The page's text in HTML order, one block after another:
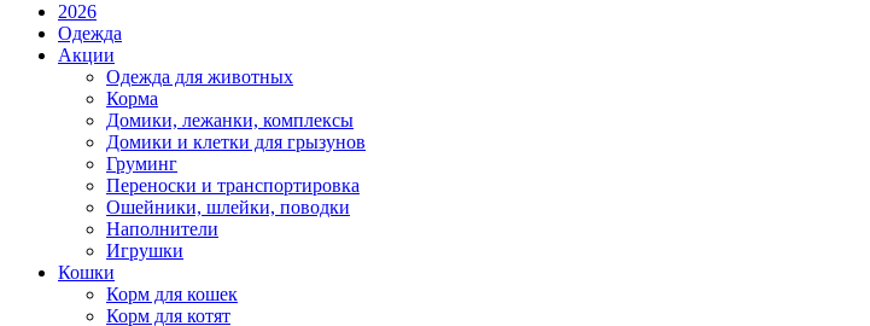
2026
Одежда
Акции
Одежда для животных
Корма
Домики, лежанки, комплексы
Домики и клетки для грызунов
Груминг
Переноски и транспортировка
Ошейники, шлейки, поводки
Наполнители
Игрушки
Кошки
Корм для кошек
Корм для котят